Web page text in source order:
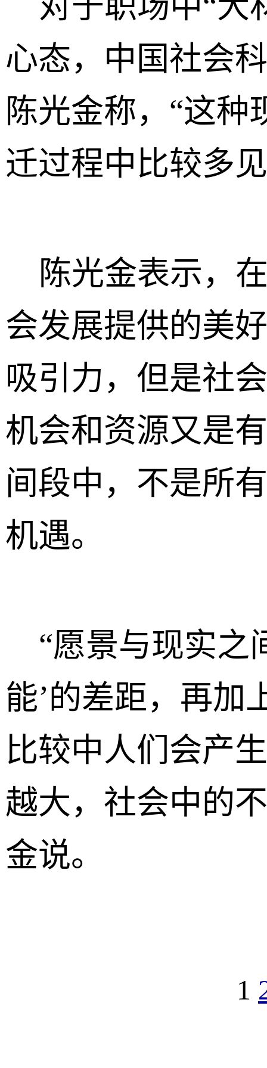
心态，中国社会
陈光金称，“这
迁过程中比较多
陈光金表示，
会发展提供的美
吸引力，但是社
机会和资源又是
间段中，不是所
机遇。
“愿景与现实之
能’的差距，再加
比较中人们会产
越大，社会中的
金说。
1